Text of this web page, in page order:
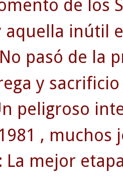
de los
aquella inútil
pasó de la
y
peligroso
, muchos
La mejor